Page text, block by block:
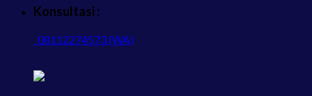
Konsultasi :
08112274573 (WA)